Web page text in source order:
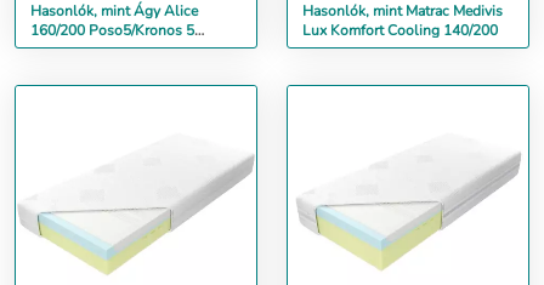
Hasonlók, mint Ágy Alice
160/200 Poso5/Kronos 5
sötétkék + matrac
Hasonlók, mint Matrac Medivis
Lux Komfort Cooling 140/200